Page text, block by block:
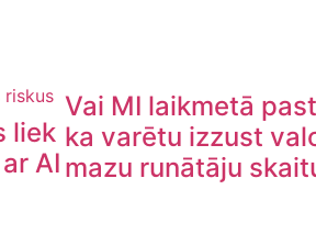
liek
AI
Vai MI laikmetā
ka varētu izzust
mazu runātāju